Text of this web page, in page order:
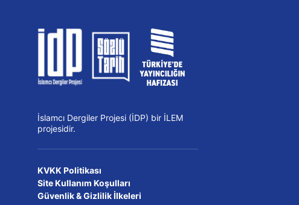
İslamcı Dergiler Projesi (İDP) bir İLEM
projesidir.
KVKK Politikası
Site Kullanım Koşulları
Güvenlik & Gizlilik İlkeleri